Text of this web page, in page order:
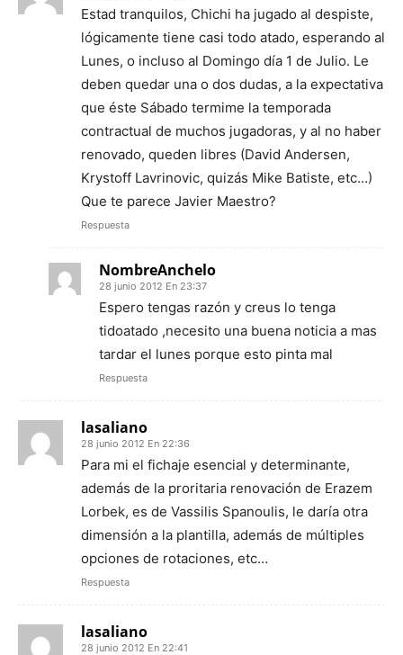
Estad tranquilos, Chichi ha jugado al despiste,
lógicamente tiene casi todo atado, esperando al
Lunes, o incluso al Domingo día 1 de Julio. Le
deben quedar una o dos dudas, a la expectativa
que éste Sábado termime la temporada
contractual de muchos jugadoras, y al no haber
renovado, queden libres (David Andersen,
Krystoff Lavrinovic, quizás Mike Batiste, etc…)
Que te parece Javier Maestro?
Respuesta
NombreAnchelo
28 junio 2012 En 23:37
Espero tengas razón y creus lo tenga
tidoatado ,necesito una buena noticia a mas
tardar el lunes porque esto pinta mal
Respuesta
lasaliano
28 junio 2012 En 22:36
Para mi el fichaje esencial y determinante,
además de la proritaria renovación de Erazem
Lorbek, es de Vassilis Spanoulis, le daría otra
dimensión a la plantilla, además de múltiples
opciones de rotaciones, etc…
Respuesta
lasaliano
28 junio 2012 En 22:41